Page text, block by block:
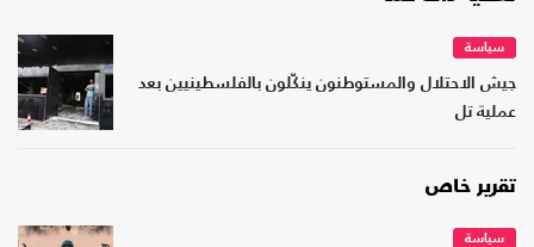
سياسة
جيش الاحتلال والمستوطنون ينكّلون بالفلسطينيين بعد
عملية تل
تقرير خاص
سياسة